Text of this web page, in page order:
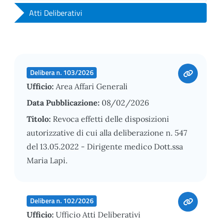
Atti Deliberativi
Delibera n. 103/2026
Ufficio: Area Affari Generali
Data Pubblicazione: 08/02/2026
Titolo: Revoca effetti delle disposizioni
autorizzative di cui alla deliberazione n. 547
del 13.05.2022 - Dirigente medico Dott.ssa
Maria Lapi.
Delibera n. 102/2026
Ufficio: Ufficio Atti Deliberativi